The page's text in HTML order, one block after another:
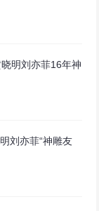
明刘亦菲16年神
刘亦菲“神雕友